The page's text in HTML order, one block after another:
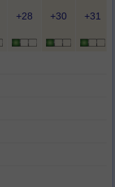
+28 +30 +31